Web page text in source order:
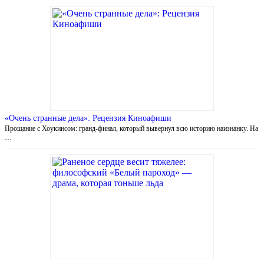
«Очень странные дела»: Рецензия Киноафиши
Прощание с Хоукинсом: гранд-финал, который вывернул всю историю наизнанку. На